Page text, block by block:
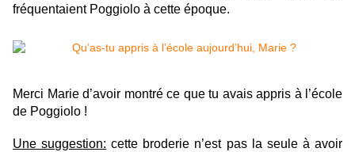
fréquentaient Poggiolo à cette époque.
Merci Marie d’avoir montré ce que tu avais appris à l’école
de Poggiolo !
Une suggestion: cette broderie n’est pas la seule à avoir